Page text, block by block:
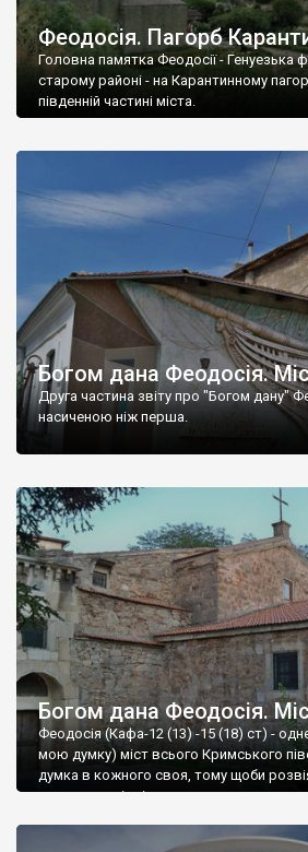
Феодосія. Пагорб
Головна памятка Феодосії - Генуезька
старому районі - на Карантинному
південній частині міста.
Богом дана Феодосія.
Друга частина звіту про "Богом дану"
насиченою ніж перша.
Богом дана Феодосія.
Феодосія (Кафа-12 (13) -15 (18) ст) -
мою думку) міст всього Кримського
думка в кожного своя, тому щоби
запрошую відвідати це